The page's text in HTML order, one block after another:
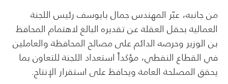
من جانبه، عبّر المهندس جمال بايوسف رئيس اللجنة
العمالية بحقل العقلة عن تقديره البالغ لاهتمام المحافظ
بن الوزير وحرصه الدائم على مصالح المحافظة والعاملين
في القطاع النفطي، مؤكداً استعداد اللجنة للتعاون بما
يحقق المصلحة العامة ويحافظ على استقرار الإنتاج.